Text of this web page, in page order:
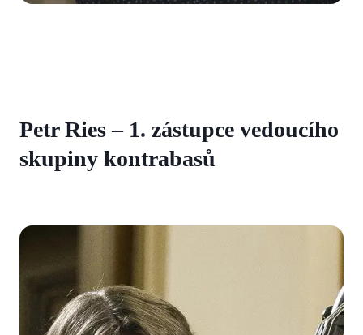
Petr Ries – 1. zástupce vedoucího
skupiny kontrabasů